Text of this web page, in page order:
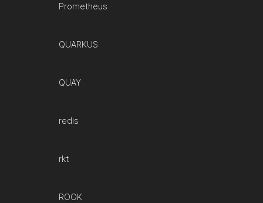
Prometheus
QUARKUS
QUAY
redis
rkt
ROOK